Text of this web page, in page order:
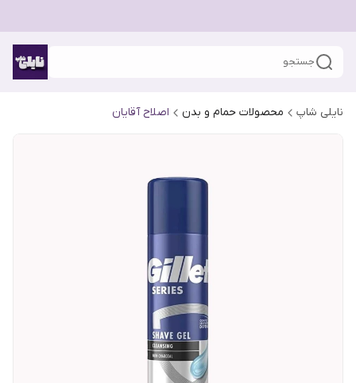
جستجو
نایلی شاپ محصولات حمام و بدن اصلاح آقایان